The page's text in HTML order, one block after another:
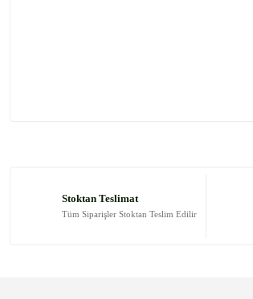
Ürün bilgilerinde hatalar bulunuyor.
Stoktan Teslimat
Tüm Siparişler Stoktan Teslim Edilir